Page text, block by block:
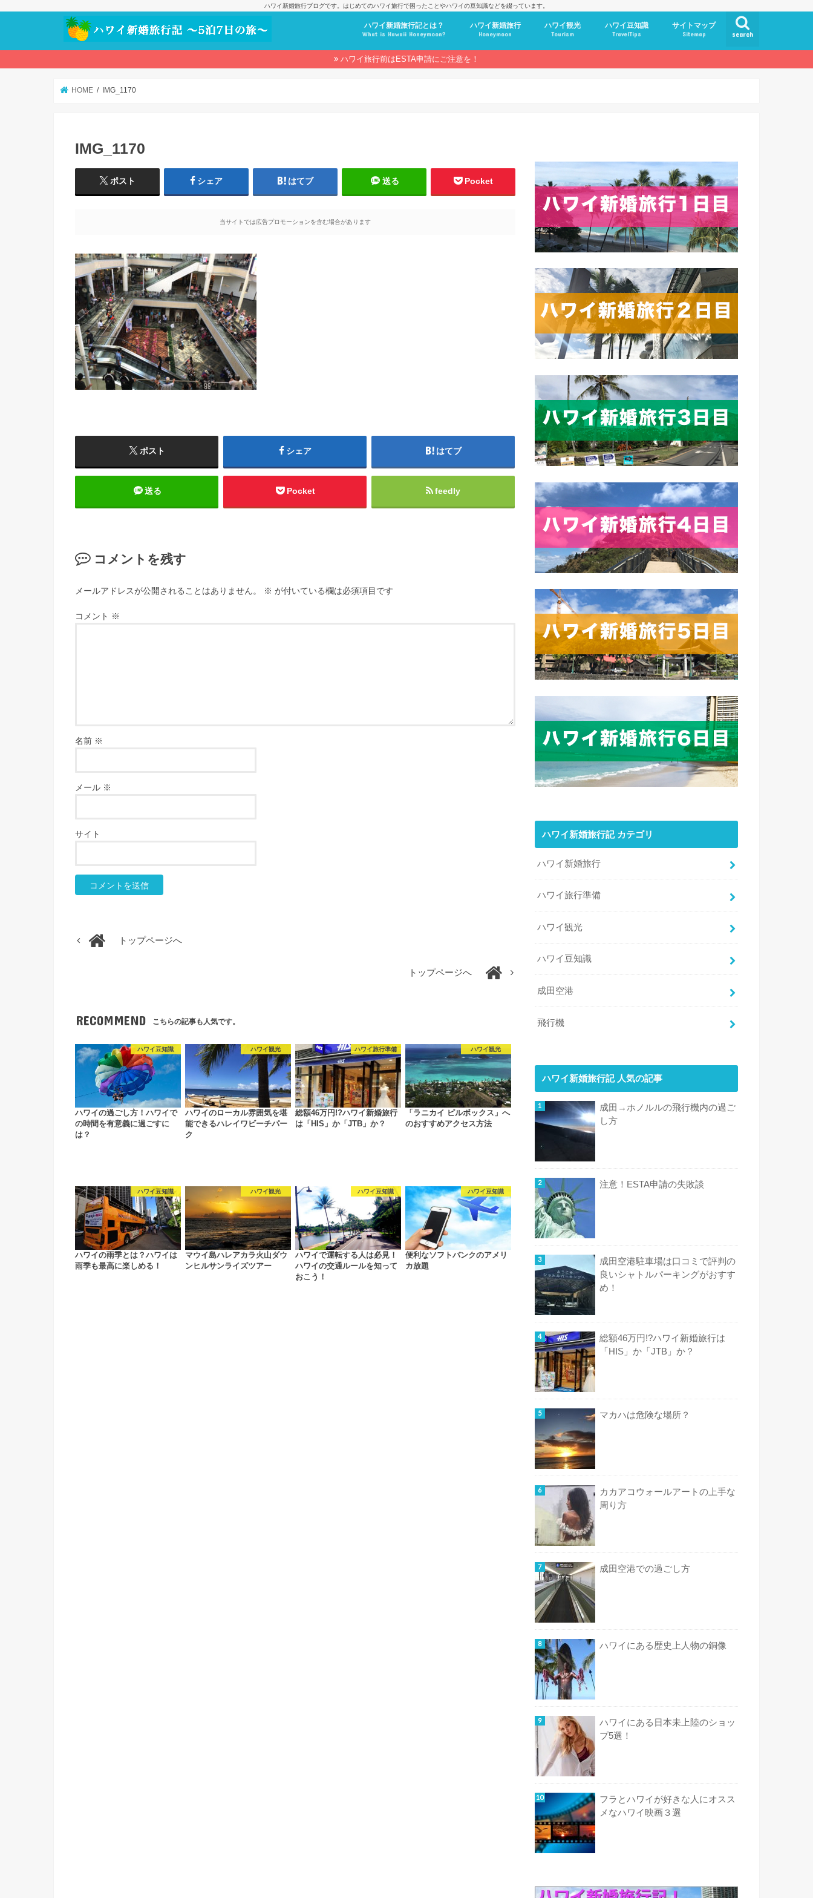
ハワイ新婚旅行ブログです。はじめてのハワイ旅行で困ったことやハワイの豆知識などを綴っています。
search
ハワイ新婚旅行記とは？
What is Hawaii Honeymoon?
ハワイ新婚旅行
Honeymoon
ハワイ観光
Tourism
ハワイ豆知識
TravelTips
サイトマップ
Sitemap
ハワイ旅行前はESTA申請にご注意を！
HOME IMG_1170
IMG_1170
ポスト シェア はてブ 送る Pocket
当サイトでは広告プロモーションを含む場合があります
ポスト シェア はてブ
送る Pocket feedly
コメントを残す
メールアドレスが公開されることはありません。 ※ が付いている欄は必須項目です
コメント ※
名前 ※
メール ※
サイト
トップページへ
トップページへ
RECOMMEND こちらの記事も人気です。
ハワイ豆知識
ハワイの過ごし方！ハワイで
の時間を有意義に過ごすに
は？
ハワイ観光
ハワイのローカル雰囲気を堪
能できるハレイワビーチパー
ク
ハワイ旅行準備
総額46万円!?ハワイ新婚旅行
は「HIS」か「JTB」か？
ハワイ観光
「ラニカイ ピルボックス」へ
のおすすめアクセス方法
ハワイ豆知識
ハワイの雨季とは？ハワイは
雨季も最高に楽しめる！
ハワイ観光
マウイ島ハレアカラ火山ダウ
ンヒルサンライズツアー
ハワイ豆知識
ハワイで運転する人は必見！
ハワイの交通ルールを知って
おこう！
ハワイ豆知識
便利なソフトバンクのアメリ
カ放題
ハワイ新婚旅行記 カテゴリ
ハワイ新婚旅行
ハワイ旅行準備
ハワイ観光
ハワイ豆知識
成田空港
飛行機
ハワイ新婚旅行記 人気の記事
成田→ホノルルの飛行機内の過ご
し方
注意！ESTA申請の失敗談
成田空港駐車場は口コミで評判の
良いシャトルパーキングがおすす
め！
総額46万円!?ハワイ新婚旅行は
「HIS」か「JTB」か？
マカハは危険な場所？
カカアコウォールアートの上手な
周り方
成田空港での過ごし方
ハワイにある歴史上人物の銅像
ハワイにある日本未上陸のショッ
プ5選！
フラとハワイが好きな人にオスス
メなハワイ映画３選